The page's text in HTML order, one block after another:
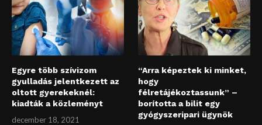
Egyre több szívizom
gyulladás jelentkezett az
oltott gyerekeknél:
kiadták a közleményt
december 18, 2021
“Arra képeztek ki minket,
hogy
félretájékoztassunk” –
borította a bilit egy
gyógyszeripari ügynök